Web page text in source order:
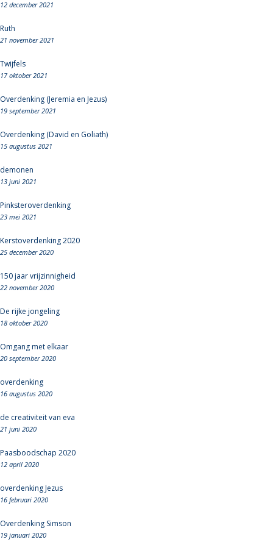
12 december 2021
Ruth
21 november 2021
Twijfels
17 oktober 2021
Overdenking (Jeremia en Jezus)
19 september 2021
Overdenking (David en Goliath)
15 augustus 2021
demonen
13 juni 2021
Pinksteroverdenking
23 mei 2021
Kerstoverdenking 2020
25 december 2020
150 jaar vrijzinnigheid
22 november 2020
De rijke jongeling
18 oktober 2020
Omgang met elkaar
20 september 2020
overdenking
16 augustus 2020
de creativiteit van eva
21 juni 2020
Paasboodschap 2020
12 april 2020
overdenking Jezus
16 februari 2020
Overdenking Simson
19 januari 2020